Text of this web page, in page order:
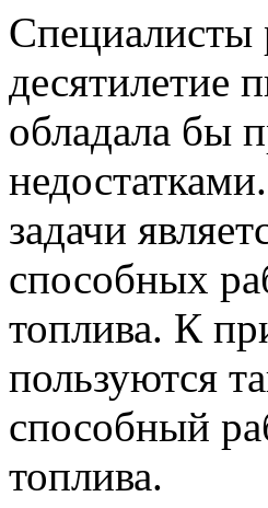
Специалисты
десятилетие
обладала бы
задачи
способных
топлива. К
пользуются
способный
топлива.